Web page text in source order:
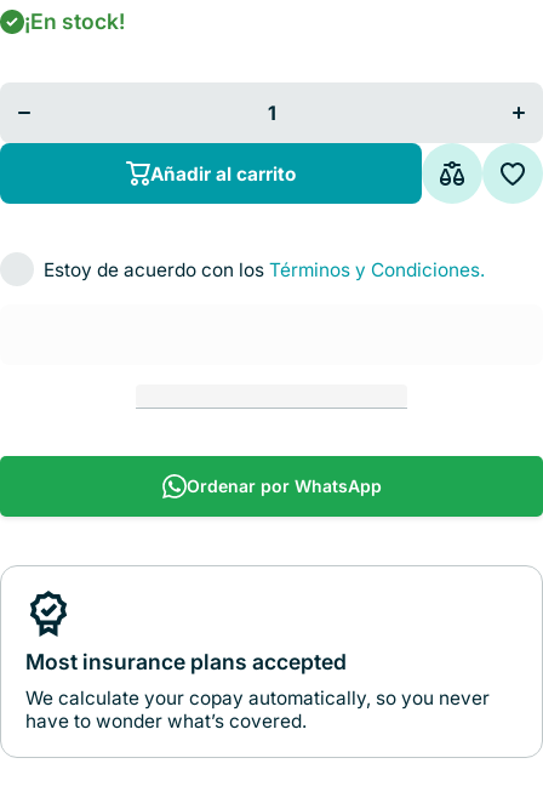
¡En stock!
cantidad para
Curvo Y
Añadir al carrito
Estoy de acuerdo con los Términos y Condiciones.
Ordenar por WhatsApp
Most insurance plans accepted
We calculate your copay automatically, so you never
have to wonder what’s covered.